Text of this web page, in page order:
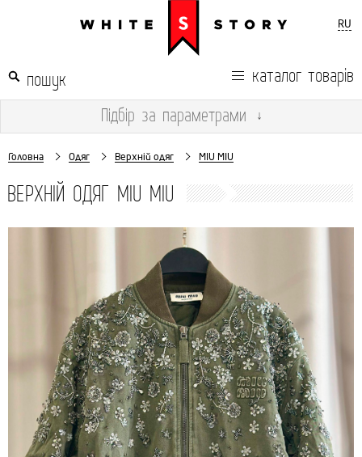
RU
каталог товарів
Підбір за параметрами ↓
Головна Одяг Верхній одяг MIU MIU
ВЕРХНІЙ ОДЯГ MIU MIU